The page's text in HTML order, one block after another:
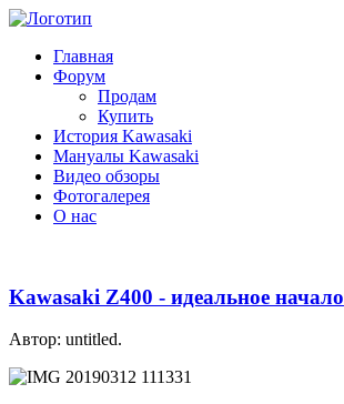
Главная
Форум
Продам
Купить
История Kawasaki
Мануалы Kawasaki
Видео обзоры
Фотогалерея
О нас
Kawasaki Z400 - идеальное начало
Автор: untitled.